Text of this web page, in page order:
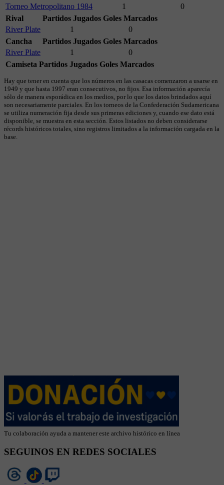
Torneo Metropolitano 1984 1
0
Rival
Partidos Jugados Goles Marcados
River Plate
1
0
Cancha
Partidos Jugados Goles Marcados
River Plate
1
0
Camiseta Partidos Jugados Goles Marcados
Hay que tener en cuenta que los números en las casacas comenzaron a usarse en
1949 y que hasta 1997 eran consecutivos, no fijos. Esa información aparecía
sólo de manera esporádica en los medios, por lo que los datos brindados aquí
son necesariamente parciales. En los torneos de la Confederación Sudamericana
se utiliza numeración fija desde sus primeras ediciones y, cuando ese dato está
disponible, se muestra en esta sección. Estos listados no deben considerarse
récords históricos totales, sino registros limitados a la información cargada en la
base.
Tu colaboración ayuda a mantener este archivo histórico en línea
SEGUINOS EN REDES SOCIALES